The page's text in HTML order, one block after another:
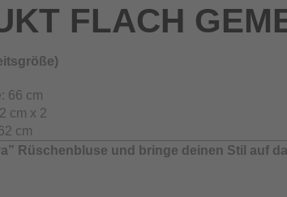
FLACH
66 cm
cm x 2
cm
Rüschenbluse und bringe deinen Stil auf